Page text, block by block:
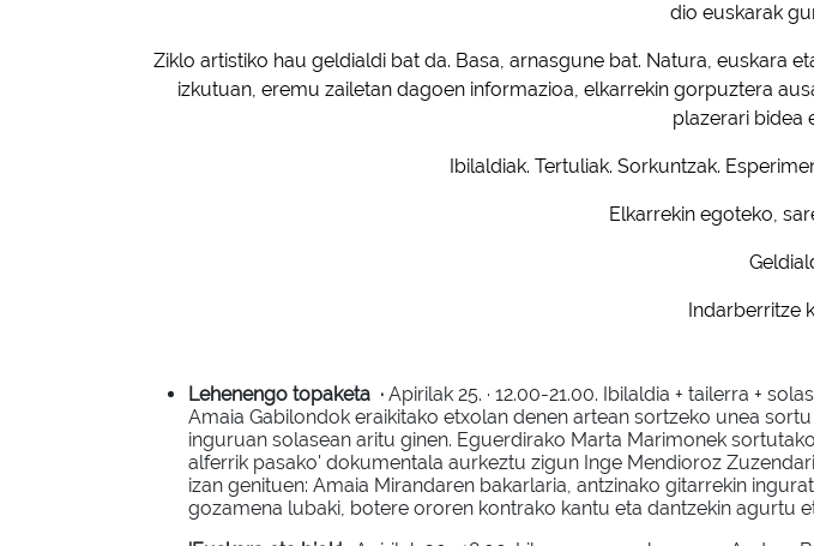
dio euskarak
Ziklo artistiko hau geldialdi bat da. Basa, arnasgune bat. Natura, euskara
izkutuan, eremu zailetan dagoen informazioa, elkarrekin gorpuztera
plazerari bidea
Ibilaldiak. Tertuliak. Sorkuntzak.
Elkarrekin egoteko,
Indarberritze
Lehenengo topaketa · Apirilak 25. · 12.00-21.00. Ibilaldia + tailerra +
Amaia Gabilondok eraikitako etxolan denen artean sortzeko unea
inguruan solasean aritu ginen. Eguerdirako Marta Marimonek
alferrik pasako' dokumentala aurkeztu zigun Inge Mendioroz
izan genituen: Amaia Mirandaren bakarlaria, antzinako gitarrekin
gozamena lubaki, botere ororen kontrako kantu eta dantzekin agurtu